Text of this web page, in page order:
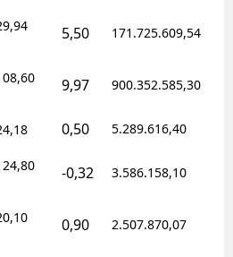
5,50 171.725.609,54
9,97 900.352.585,30
0,50 5.289.616,40
-0,32 3.586.158,10
0,90 2.507.870,07